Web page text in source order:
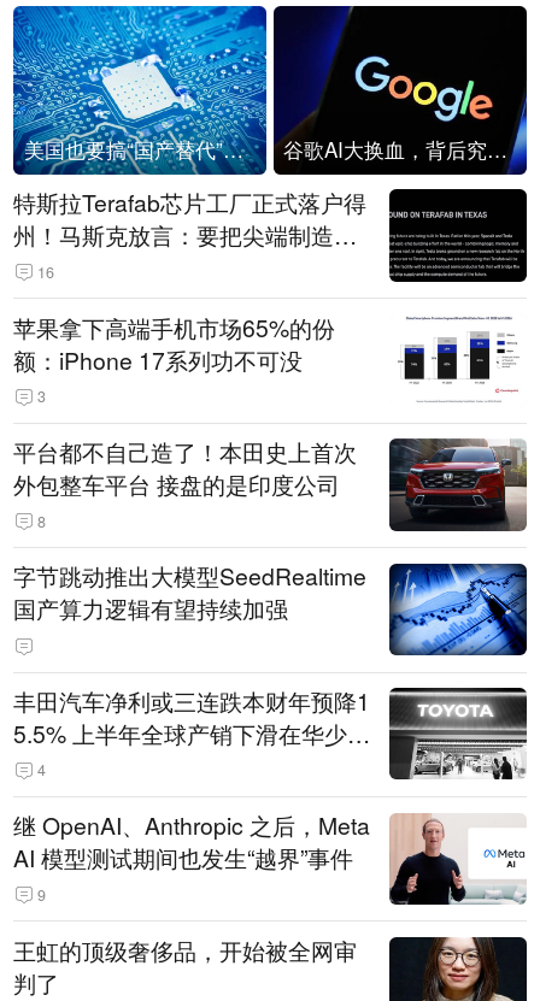
美国也要搞“国产替代”？先算清三笔账 谷歌AI大换血，背后究竟发生了什么？
特斯拉Terafab芯片工厂正式落户得
州！马斯克放言：要把尖端制造带
回美国
16
苹果拿下高端手机市场65%的份
额：iPhone 17系列功不可没
3
平台都不自己造了！本田史上首次
外包整车平台 接盘的是印度公司
8
字节跳动推出大模型SeedRealtime
国产算力逻辑有望持续加强
丰田汽车净利或三连跌本财年预降1
5.5% 上半年全球产销下滑在华少卖
14.3万辆
4
继 OpenAI、Anthropic 之后，Meta
AI 模型测试期间也发生“越界”事件
9
王虹的顶级奢侈品，开始被全网审
判了